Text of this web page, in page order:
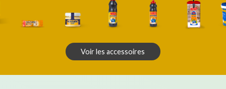
Voir les accessoires